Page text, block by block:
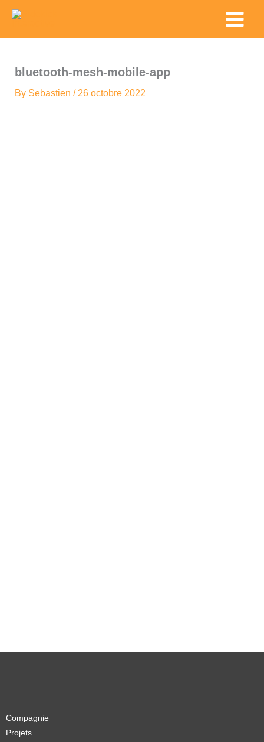
content
Main
Menu
bluetooth-mesh-mobile-app
By Sebastien /26 octobre 2022
Compagnie
Projets